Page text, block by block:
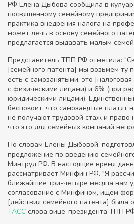
РФ Елена Дыбова сообщила в
посвященному семейному
практика внедрения налога на
может лечь в основу семейного
предлагается выдавать малым
Представитель ТПП РФ отметила:
[семейного патента] мы возьмем ту
есть с самозанятыми, это
с физическими лицами) и 6% (при
юридическими лицами).
беспокоит, что самозанятые платят
не получают трудовой стаж и право
что это для семейных компаний
По словам Елены Дыбовой,
предложение по введению
Минтруд РФ. В настоящие время
рассматривает Минфин РФ. "Я
ближайшие три-четыре месяца нам
согласование с Минфином, ищем
[действия семейного патента] была
ТАСС слова вице-президента ТПП